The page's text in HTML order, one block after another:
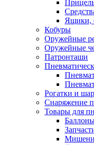
Ящики,
Кобуры
Оружейные
Оружейные
Патронташи
Рогатки и
Снаряжение
Товары для
Мишени